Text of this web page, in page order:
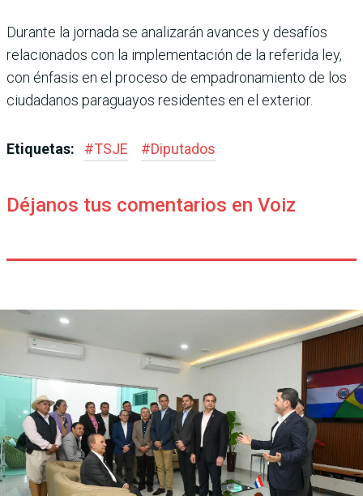
Durante la jornada se analizarán avances y desafíos
relacionados con la implementación de la referida ley,
con énfasis en el proceso de empadronamiento de los
ciudadanos paraguayos residentes en el exterior.
Etiquetas: #TSJE #Diputados
Déjanos tus comentarios en Voiz